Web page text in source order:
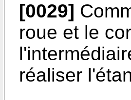
[0029]
roue et le
réaliser